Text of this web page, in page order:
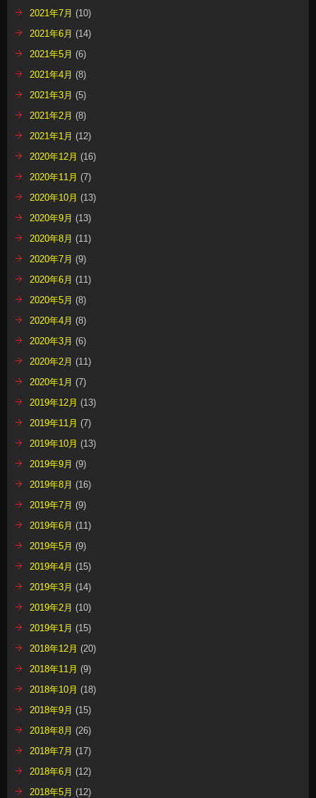
2021年7月 (10)
2021年6月 (14)
2021年5月 (6)
2021年4月 (8)
2021年3月 (5)
2021年2月 (8)
2021年1月 (12)
2020年12月 (16)
2020年11月 (7)
2020年10月 (13)
2020年9月 (13)
2020年8月 (11)
2020年7月 (9)
2020年6月 (11)
2020年5月 (8)
2020年4月 (8)
2020年3月 (6)
2020年2月 (11)
2020年1月 (7)
2019年12月 (13)
2019年11月 (7)
2019年10月 (13)
2019年9月 (9)
2019年8月 (16)
2019年7月 (9)
2019年6月 (11)
2019年5月 (9)
2019年4月 (15)
2019年3月 (14)
2019年2月 (10)
2019年1月 (15)
2018年12月 (20)
2018年11月 (9)
2018年10月 (18)
2018年9月 (15)
2018年8月 (26)
2018年7月 (17)
2018年6月 (12)
2018年5月 (12)